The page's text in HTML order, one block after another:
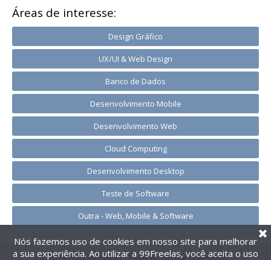
Áreas de interesse:
Design Gráfico
UX/UI & Web Design
Banco de Dados
Desenvolvimento Mobile
Desenvolvimento Web
Cloud Computing
Desenvolvimento Desktop
Teste de Software
Outra - Web, Mobile & Software
@2014-2026 99Freelas. Todos os direitos reservados.
Nós fazemos uso de cookies em nosso site para melhorar
a sua experiência. Ao utilizar a 99Freelas, você aceita o uso